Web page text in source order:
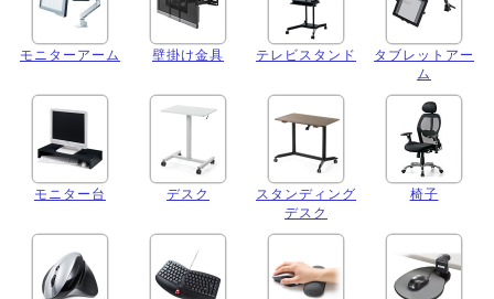
モニターアーム 壁掛け金具 テレビスタンド
タブレットアー
ム
モニター台 デスク
スタンディング
デスク
椅子